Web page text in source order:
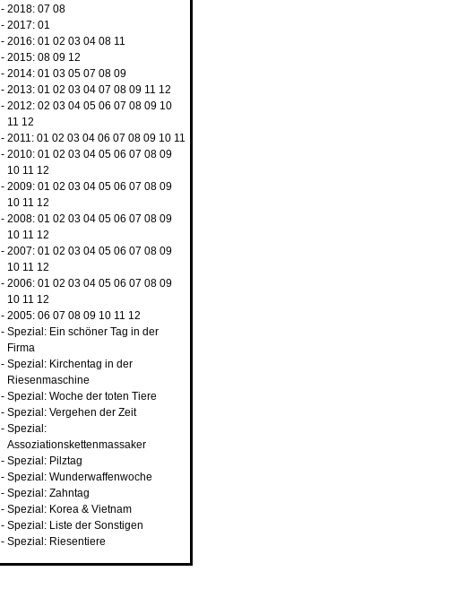
- 2018: 07 08
- 2017: 01
- 2016: 01 02 03 04 08 11
- 2015: 08 09 12
- 2014: 01 03 05 07 08 09
- 2013: 01 02 03 04 07 08 09 11 12
- 2012: 02 03 04 05 06 07 08 09 10
11 12
- 2011: 01 02 03 04 06 07 08 09 10 11
- 2010: 01 02 03 04 05 06 07 08 09
10 11 12
- 2009: 01 02 03 04 05 06 07 08 09
10 11 12
- 2008: 01 02 03 04 05 06 07 08 09
10 11 12
- 2007: 01 02 03 04 05 06 07 08 09
10 11 12
- 2006: 01 02 03 04 05 06 07 08 09
10 11 12
- 2005: 06 07 08 09 10 11 12
- Spezial: Ein schöner Tag in der
Firma
- Spezial: Kirchentag in der
Riesenmaschine
- Spezial: Woche der toten Tiere
- Spezial: Vergehen der Zeit
- Spezial:
Assoziationskettenmassaker
- Spezial: Pilztag
- Spezial: Wunderwaffenwoche
- Spezial: Zahntag
- Spezial: Korea & Vietnam
- Spezial: Liste der Sonstigen
- Spezial: Riesentiere